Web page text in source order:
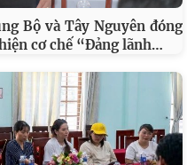
Bộ và Tây Nguyên đóng
cơ chế “Đảng lãnh…